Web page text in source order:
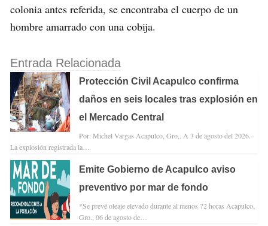
colonia antes referida, se encontraba el cuerpo de un
hombre amarrado con una cobija.
Entrada Relacionada
Protección Civil Acapulco confirma
daños en seis locales tras explosión en
el Mercado Central
Por: Michel Vargas Acapulco, Gro,. A 3 de agosto del 2026.-
La explosión registrada la…
Emite Gobierno de Acapulco aviso
preventivo por mar de fondo
*Se prevé oleaje elevado durante al menos 72 horas Acapulco,
Gro., 06 de agosto de…